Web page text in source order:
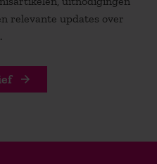
relevante updates over